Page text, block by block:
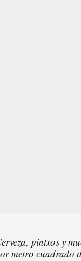
pintxos y
metro cuadrado